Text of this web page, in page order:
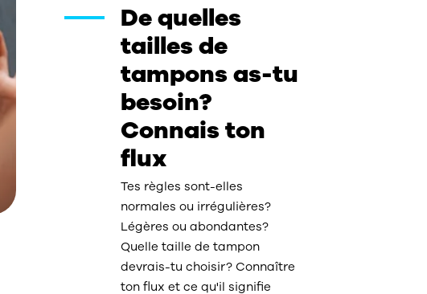
De quelles
tailles de
tampons as-tu
besoin?
Connais ton
flux
Tes règles sont-elles
normales ou irrégulières?
Légères ou abondantes?
Quelle taille de tampon
devrais-tu choisir? Connaître
ton flux et ce qu'il signifie